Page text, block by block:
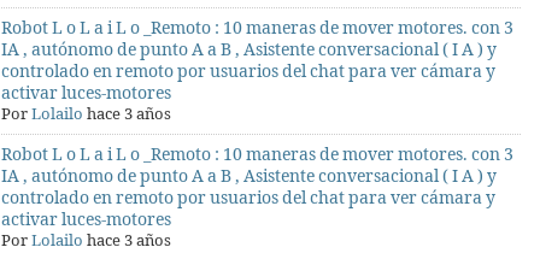
Robot L o L a i L o _Remoto : 10 maneras de mover motores. con 3
IA , autónomo de punto A a B , Asistente conversacional ( I A ) y
controlado en remoto por usuarios del chat para ver cámara y
activar luces-motores
PorLolailo hace 3 años
Robot L o L a i L o _Remoto : 10 maneras de mover motores. con 3
IA , autónomo de punto A a B , Asistente conversacional ( I A ) y
controlado en remoto por usuarios del chat para ver cámara y
activar luces-motores
PorLolailo hace 3 años